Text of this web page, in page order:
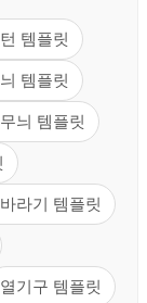
템플릿
템플릿
늬 템플릿
라기 템플릿
열기구 템플릿